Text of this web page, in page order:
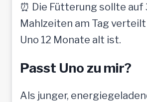
⏰ Die Fütterung sollte auf
Mahlzeiten am Tag
Uno 12 Monate alt ist.
Passt Uno zu mir?
Als junger,